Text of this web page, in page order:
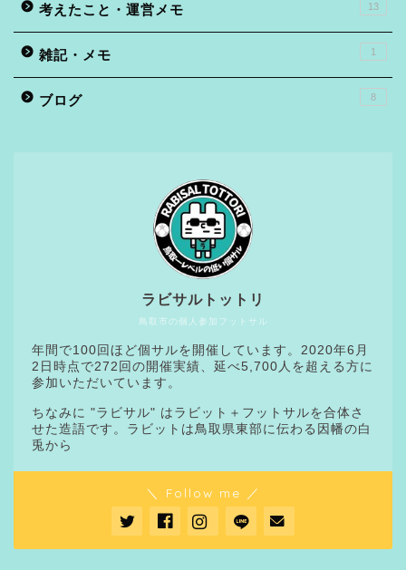
考えたこと・運営メモ 13
雑記・メモ 1
ブログ 8
鳥取市の個人参加フットサル
ラビサルトットリ
年間で100回ほど個サルを開催しています。2020年6月
2日時点で272回の開催実績、延べ5,700人を超える方に
参加いただいています。
ちなみに "ラビサル" はラビット＋フットサルを合体さ
せた造語です。ラビットは鳥取県東部に伝わる因幡の白
兎から
＼ Follow me ／